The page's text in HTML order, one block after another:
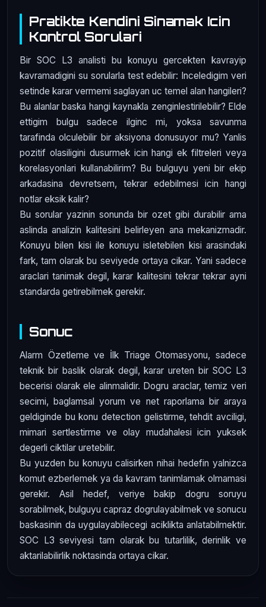
Pratikte Kendini Sinamak Icin
Kontrol Sorulari
Bir SOC L3 analisti bu konuyu gercekten kavrayip
kavramadigini su sorularla test edebilir: Inceledigim veri
setinde karar vermemi saglayan uc temel alan hangileri?
Bu alanlar baska hangi kaynakla zenginlestirilebilir? Elde
ettigim bulgu sadece ilginc mi, yoksa savunma
tarafinda olculebilir bir aksiyona donusuyor mu? Yanlis
pozitif olasiligini dusurmek icin hangi ek filtreleri veya
korelasyonlari kullanabilirim? Bu bulguyu yeni bir ekip
arkadasina devretsem, tekrar edebilmesi icin hangi
notlar eksik kalir?
Bu sorular yazinin sonunda bir ozet gibi durabilir ama
aslinda analizin kalitesini belirleyen ana mekanizmadir.
Konuyu bilen kisi ile konuyu isletebilen kisi arasindaki
fark, tam olarak bu seviyede ortaya cikar. Yani sadece
araclari tanimak degil, karar kalitesini tekrar tekrar ayni
standarda getirebilmek gerekir.
Sonuc
Alarm Özetleme ve İlk Triage Otomasyonu, sadece
teknik bir baslik olarak degil, karar ureten bir SOC L3
becerisi olarak ele alinmalidir. Dogru araclar, temiz veri
secimi, baglamsal yorum ve net raporlama bir araya
geldiginde bu konu detection gelistirme, tehdit avciligi,
mimari sertlestirme ve olay mudahalesi icin yuksek
degerli ciktilar uretebilir.
Bu yuzden bu konuyu calisirken nihai hedefin yalnizca
komut ezberlemek ya da kavram tanimlamak olmamasi
gerekir. Asil hedef, veriye bakip dogru soruyu
sorabilmek, bulguyu capraz dogrulayabilmek ve sonucu
baskasinin da uygulayabilecegi aciklikta anlatabilmektir.
SOC L3 seviyesi tam olarak bu tutarlilik, derinlik ve
aktarilabilirlik noktasinda ortaya cikar.